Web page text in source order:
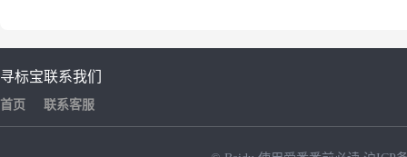
寻标宝
首页
联系我们
联系客服